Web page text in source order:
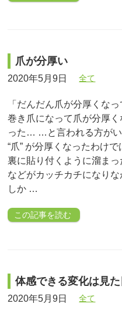
爪が分厚い
2020年5月9日 全て
「だんだん爪が分厚くな
巻き爪になって爪が分厚く
った… …と言われる方がい
“爪” が分厚くなったわけ
裏に貼り付くように溜ま
などがカッチカチになりな
しか …
この記事を読む
体感できる変化は見た
2020年5月9日 全て